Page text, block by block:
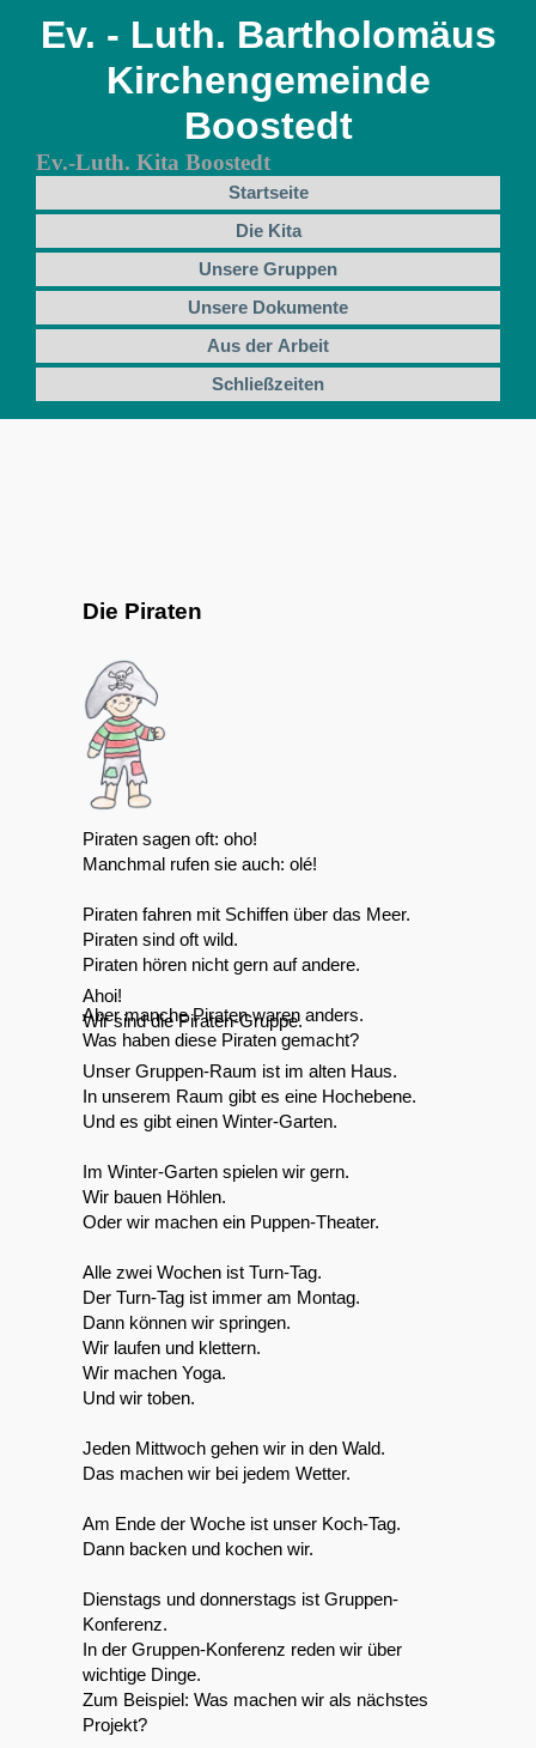
Ev. - Luth. Bartholomäus
Kirchengemeinde
Boostedt
Ev.-Luth. Kita Boostedt
Startseite
Die Kita
Unsere Gruppen
Unsere Dokumente
Aus der Arbeit
Schließzeiten
Die Piraten
Piraten sagen oft: oho!
Manchmal rufen sie auch: olé!
Piraten fahren mit Schiffen über das Meer.
Piraten sind oft wild.
Piraten hören nicht gern auf andere.
Aber manche Piraten waren anders.
Was haben diese Piraten gemacht?
Ahoi!
Wir sind die Piraten-Gruppe.
Unser Gruppen-Raum ist im alten Haus.
In unserem Raum gibt es eine Hochebene.
Und es gibt einen Winter-Garten.
Im Winter-Garten spielen wir gern.
Wir bauen Höhlen.
Oder wir machen ein Puppen-Theater.
Alle zwei Wochen ist Turn-Tag.
Der Turn-Tag ist immer am Montag.
Dann können wir springen.
Wir laufen und klettern.
Wir machen Yoga.
Und wir toben.
Jeden Mittwoch gehen wir in den Wald.
Das machen wir bei jedem Wetter.
Am Ende der Woche ist unser Koch-Tag.
Dann backen und kochen wir.
Dienstags und donnerstags ist Gruppen-
Konferenz.
In der Gruppen-Konferenz reden wir über
wichtige Dinge.
Zum Beispiel: Was machen wir als nächstes
Projekt?